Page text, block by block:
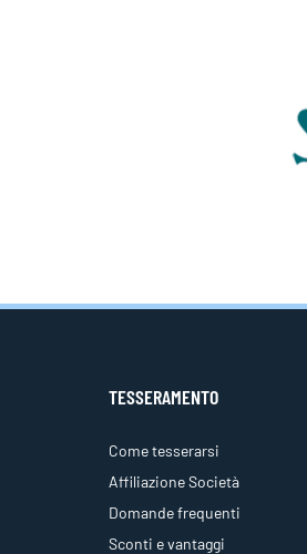
TESSERAMENTO
Come tesserarsi
Affiliazione Società
Domande frequenti
Sconti e vantaggi